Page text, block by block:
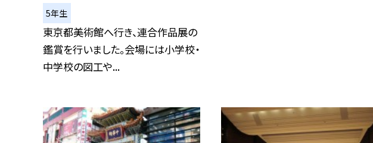
5年生
東京都美術館へ行き、連合作品展の
鑑賞を行いました。会場には小学校・
中学校の図工や...